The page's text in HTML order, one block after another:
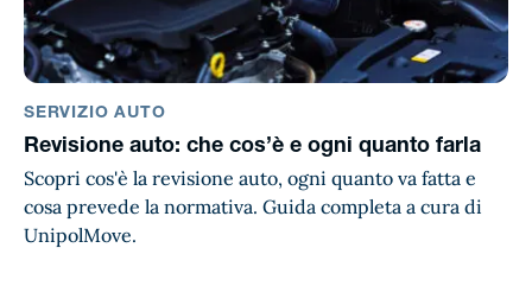
SERVIZIO AUTO
Revisione auto: che cos’è e ogni quanto farla
Scopri cos'è la revisione auto, ogni quanto va fatta e
cosa prevede la normativa. Guida completa a cura di
UnipolMove.